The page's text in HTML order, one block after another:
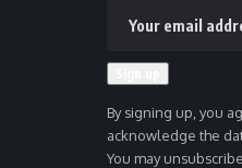
By signing up, you
acknowledge the
You may